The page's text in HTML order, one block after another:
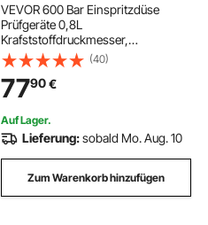
VEVOR 600 Bar Einspritzdüse
Prüfgeräte 0,8L
Krafststoffdruckmesser,
Einspritzdüse Prüfgeräte mit
doppelter Skalierung Injektoren
Tester Diagnosegerät im
Dieselmotor
(40)
7790€
Auf Lager.
Lieferung:sobald Mo. Aug. 10
Zum Warenkorb hinzufügen